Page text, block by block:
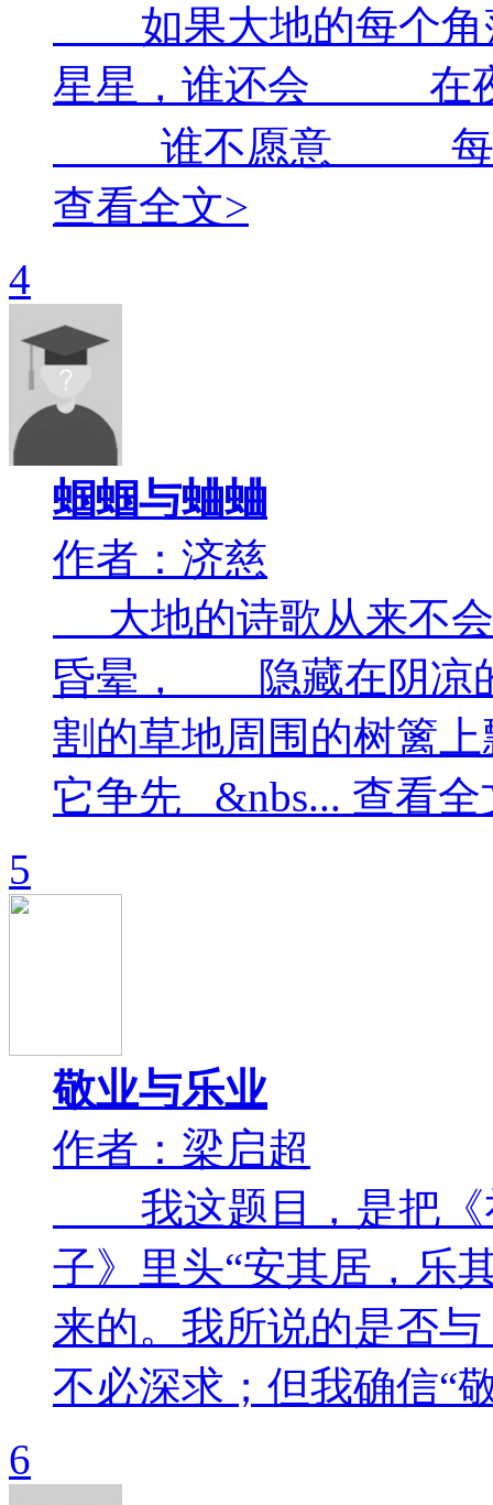
如果大地的每个
星星，谁还会 在
谁不愿意 每
查看全文>
4
蝈蝈与蛐蛐
作者：济慈
大地的诗歌从来不
昏晕， 隐藏在阴凉
割的草地周围的树篱
它争先 &nbs... 查看全
5
敬业与乐业
作者：梁启超
我这题目，是把《
子》里头“安其居，乐
来的。我所说的是否
不必深求；但我确信“
6